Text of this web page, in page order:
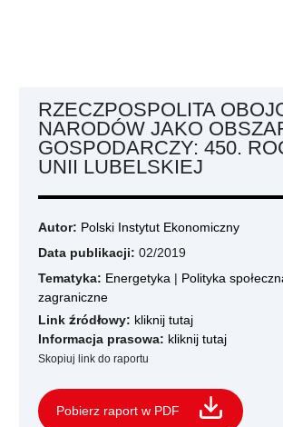
RZECZPOSPOLITA
NARODÓW JAKO
GOSPODARCZY: 450.
UNII LUBELSKIEJ
Autor: Polski Instytut Ekonomiczny
Data publikacji: 02/2019
Tematyka: Energetyka | Polityka
zagraniczne
Link źródłowy: kliknij tutaj
Informacja prasowa: kliknij tutaj
Skopiuj link do raportu
Pobierz raport w PDF